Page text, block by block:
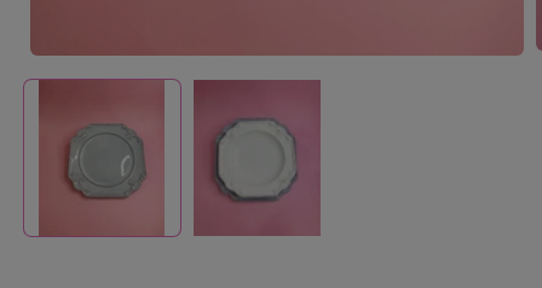
elemento
ventana
modal